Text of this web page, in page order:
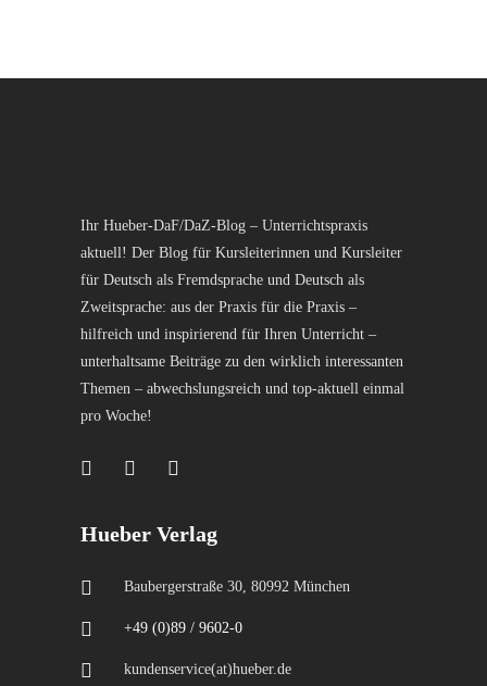
Ihr Hueber-DaF/DaZ-Blog – Unterrichtspraxis
aktuell! Der Blog für Kursleiterinnen und Kursleiter
für Deutsch als Fremdsprache und Deutsch als
Zweitsprache: aus der Praxis für die Praxis –
hilfreich und inspirierend für Ihren Unterricht –
unterhaltsame Beiträge zu den wirklich interessanten
Themen – abwechslungsreich und top-aktuell einmal
pro Woche!
Hueber Verlag
Baubergerstraße 30, 80992 München
+49 (0)89 / 9602-0
kundenservice(at)hueber.de